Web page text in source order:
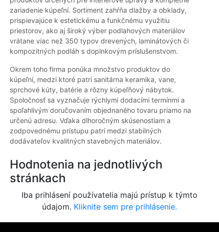
zariadenie kúpeľní. Sortiment zahŕňa dlažby a obklady,
prispievajúce k estetickému a funkčnému využitiu
priestorov, ako aj široký výber podlahových materiálov
vrátane viac než 350 typov drevených, laminátových či
kompozitných podláh s doplnkovým príslušenstvom.
Okrem toho firma ponúka množstvo produktov do
kúpeľní, medzi ktoré patrí sanitárna keramika, vane,
sprchové kúty, batérie a rôzny kúpeľňový nábytok.
Spoločnosť sa vyznačuje rýchlymi dodacími termínmi a
spoľahlivým doručovaním objednaného tovaru priamo na
určenú adresu. Vďaka dlhoročným skúsenostiam a
zodpovednému prístupu patrí medzi stabilných
dodávateľov kvalitných stavebných materiálov.
Hodnotenia na jednotlivých
stránkach
Iba prihlásení používatelia majú prístup k týmto
údajom. Kliknite sem pre prihlásenie.